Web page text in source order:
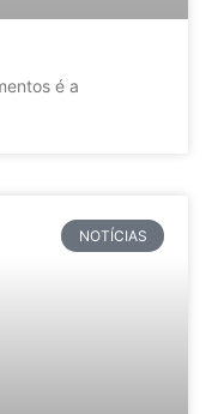
é a
NOTÍCIAS